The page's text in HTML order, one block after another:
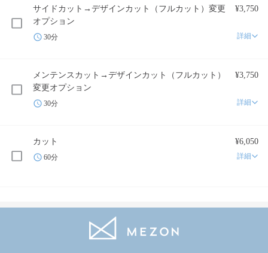
サイドカット→デザインカット（フルカット）変更
オプション
¥3,750
30分 詳細
メンテンスカット→デザインカット（フルカット）
変更オプション
¥3,750
30分 詳細
カット ¥6,050
60分 詳細